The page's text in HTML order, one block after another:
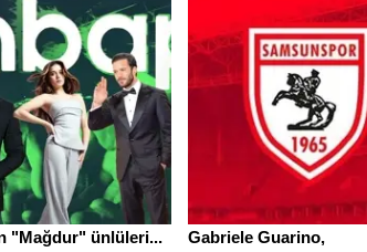
"Mağdur" ünlüleri...
Gabriele Guarino,